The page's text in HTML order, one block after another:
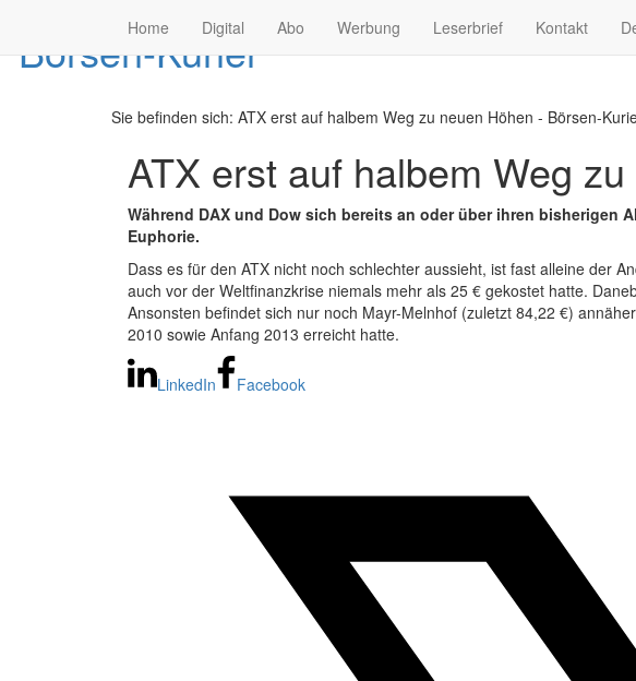
Home Digital Abo Werbung Leserbrief Kontakt
Sie befinden sich: ATX erst auf halbem Weg zu neuen Höhen - Börsen-
ATX erst auf halbem Weg
Während DAX und Dow sich bereits an oder über ihren bisherigen
Euphorie.
Dass es für den ATX nicht noch schlechter aussieht, ist fast alleine der
auch vor der Weltfinanzkrise niemals mehr als 25 € gekostet hatte.
Ansonsten befindet sich nur noch Mayr-Melnhof (zuletzt 84,22 €)
2010 sowie Anfang 2013 erreicht hatte.
LinkedIn Facebook